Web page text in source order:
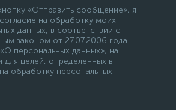
«Отправить сообщение», я
на обработку моих
данных, в соответствии с
законом от 27.07.2006 года
персональных данных», на
для целей, определенных в
обработку персональных